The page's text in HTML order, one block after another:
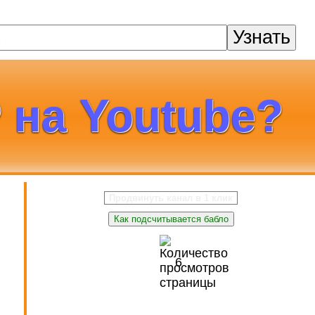
Узнать
на Youtube?
Как подсчитывается бабло
6